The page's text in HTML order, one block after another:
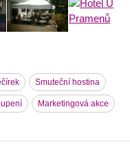
Smuteční hostina
Marketingová akce